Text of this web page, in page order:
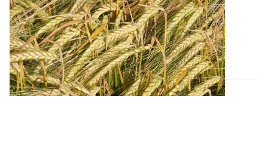
campagne 2026
Retrouvez tous les résultats d’essais de la dernière
campagne et nos préconisations pour...
13 FÉVR. 2026